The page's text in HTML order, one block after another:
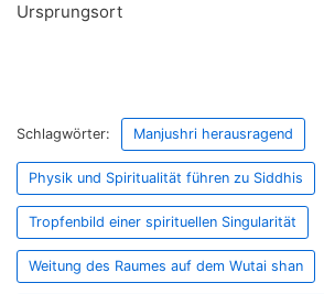
Ursprungsort
Schlagwörter: Manjushri herausragend
Physik und Spiritualität führen zu Siddhis
Tropfenbild einer spirituellen Singularität
Weitung des Raumes auf dem Wutai shan